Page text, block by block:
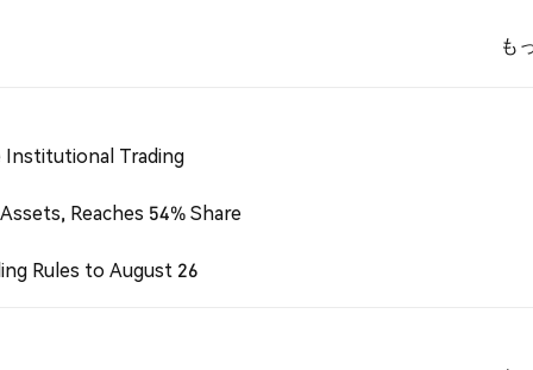
も
Institutional Trading
Reaches 54% Share
Rules to August 26